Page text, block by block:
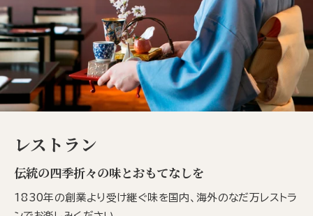
レストラン
伝統の四季折々の味とおもてなしを
1830年の創業より受け継ぐ味を国内、海外のなだ万レストラ